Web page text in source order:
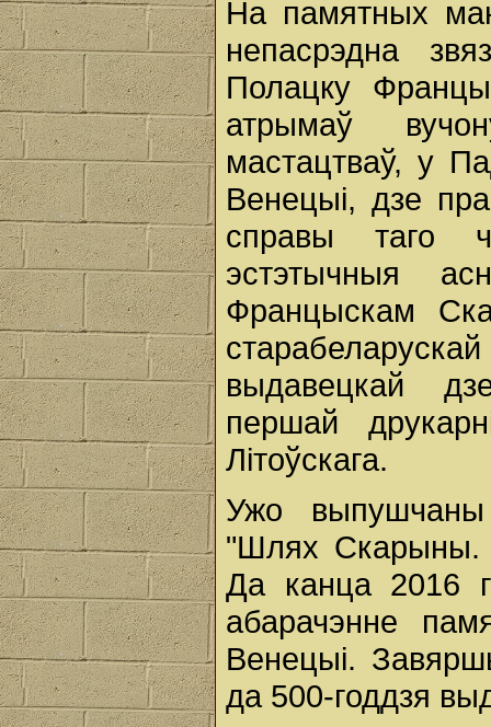
На памятных
непасрэдна
Полацку
атрымаў
мастацтваў, у
Венецыі, дзе
справы таго
эстэтычныя
Францыскам
выдавецкай
першай
Літоўскага.
Ужо
"Шлях Скарыны.
Да канца 2016
абарачэнне
Венецыі.
да 500-годдзя